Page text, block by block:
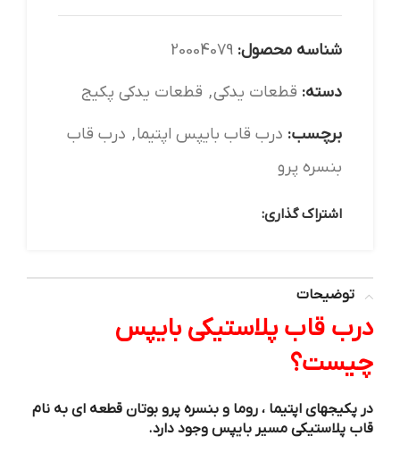
شناسه محصول: 20004079
دسته: قطعات یدکی, قطعات یدکی پکیج
برچسب: درب قاب بایپس اپتیما, درب قاب
بنسره پرو
اشتراک گذاری:
توضیحات
درب قاب پلاستیکی بایپس
چیست؟
در پکیجهای اپتیما ، روما و بنسره پرو بوتان قطعه ای به نام
قاب پلاستیکی مسیر بایپس وجود دارد.